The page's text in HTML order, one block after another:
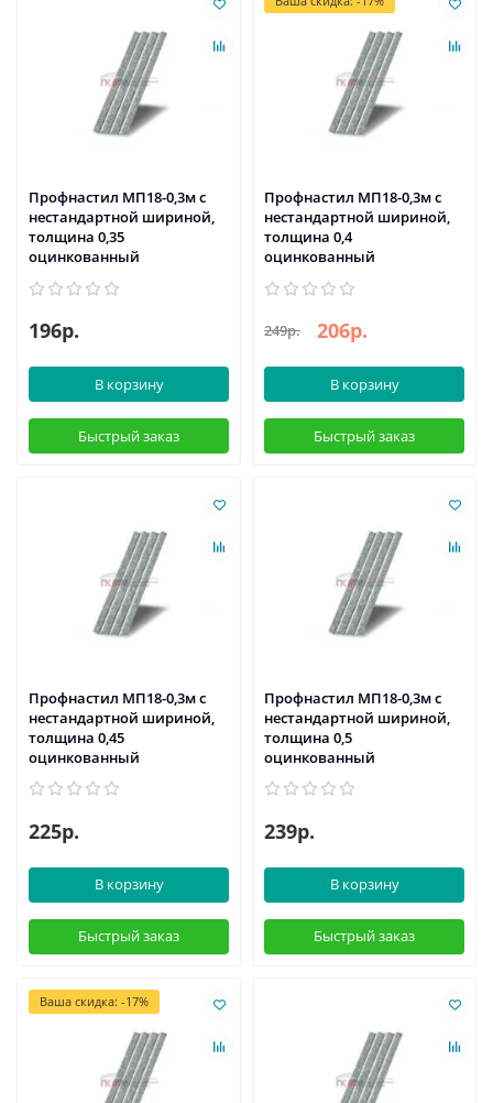
Профнастил МП18-0,3м с
нестандартной шириной,
толщина 0,35
оцинкованный
196р.
В корзину
Быстрый заказ
Профнастил МП18-0,3м с
нестандартной шириной,
толщина 0,4
оцинкованный
249р. 206р.
В корзину
Быстрый заказ
Профнастил МП18-0,3м с
нестандартной шириной,
толщина 0,45
оцинкованный
225р.
В корзину
Быстрый заказ
Профнастил МП18-0,3м с
нестандартной шириной,
толщина 0,5
оцинкованный
239р.
В корзину
Быстрый заказ
Ваша скидка: -17%